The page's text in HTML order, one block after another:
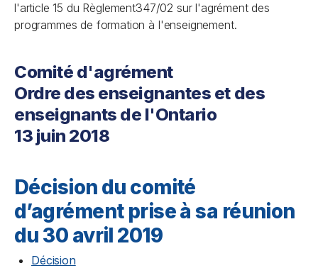
l'article 15 du Règlement347/02 sur l'agrément des
programmes de formation à l'enseignement.
Comité d'agrément
Ordre des enseignantes et des
enseignants de l'Ontario
13 juin 2018
Décision du comité
d’agrément prise à sa réunion
du 30 avril 2019
Décision